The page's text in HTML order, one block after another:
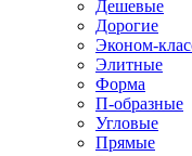
Дешевые
Дорогие
Эконом-
Элитные
Форма
П-образные
Угловые
Прямые